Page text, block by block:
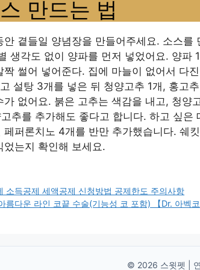
만드는 법
안 곁들일 양념장을 만들어주세요. 소스
생각도 없이 양파를 먼저 넣었어요. 양파
짝 썰어 넣어준다. 집에 마늘이 없어서 다
설탕 3개를 넣은 뒤 청양고추 1개, 홍고
가 없어요. 붉은 고추는 색감을 내고, 청양
추를 추가해도 좋다고 합니다. 하고 싶은
페퍼론치노 4개를 반만 추가했습니다. 쉐
었는지 확인해 보세요.
소득공제 세액공제 신청방법 공제한도 주의사항
름다운 라인 코끝 수술(기능성 코 포함) 【Dr. 아벡
© 2026 스윗펫 |